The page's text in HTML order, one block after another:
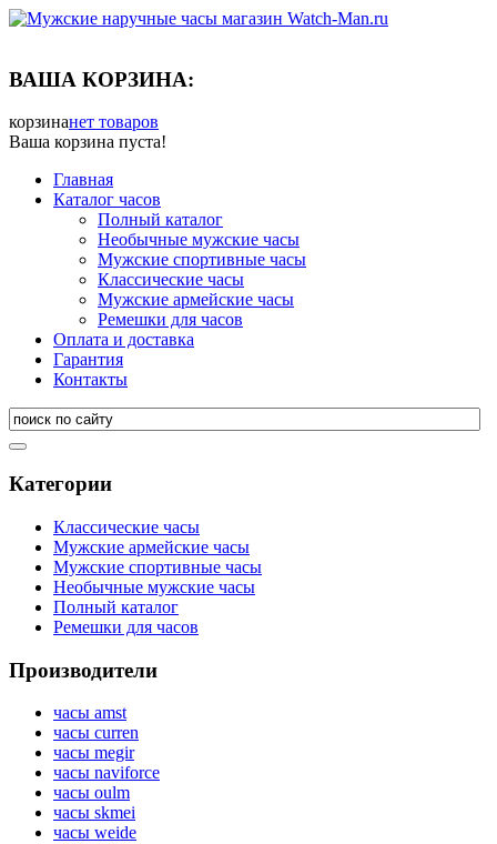
ВАША КОРЗИНА:
корзинанет товаров
Ваша корзина пуста!
Главная
Каталог часов
Полный каталог
Необычные мужские часы
Мужские спортивные часы
Классические часы
Мужские армейские часы
Ремешки для часов
Оплата и доставка
Гарантия
Контакты
Категории
Классические часы
Мужские армейские часы
Мужские спортивные часы
Необычные мужские часы
Полный каталог
Ремешки для часов
Производители
часы amst
часы curren
часы megir
часы naviforce
часы oulm
часы skmei
часы weide